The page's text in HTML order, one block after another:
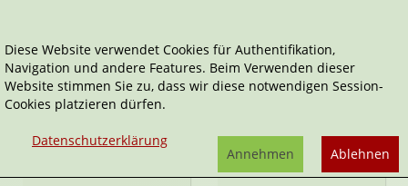
Der Hörverlag
CD
Diese Website verwendet Cookies für Authentifikation,
Navigation und andere Features. Beim Verwenden dieser
Website stimmen Sie zu, dass wir diese notwendigen Session-
Cookies platzieren dürfen.
Datenschutzerklärung
Ablehnen
Annehmen